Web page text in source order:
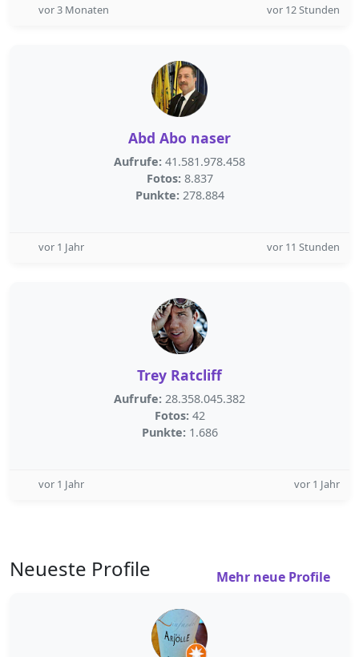
vor 3 Monaten vor 12 Stunden
Abd Abo naser
Aufrufe: 41.581.978.458
Fotos: 8.837
Punkte: 278.884
vor 1 Jahr vor 11 Stunden
Trey Ratcliff
Aufrufe: 28.358.045.382
Fotos: 42
Punkte: 1.686
vor 1 Jahr vor 1 Jahr
Neueste Profile Mehr neue Profile